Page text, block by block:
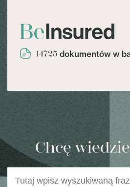
14725 dokumentów w
Chcę